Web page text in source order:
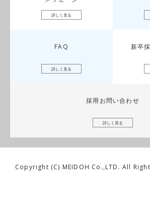
詳しく見る
FAQ
詳しく見る
新卒
採用お問い合わせ
詳しく見る
Copyright (C) MEIDOH Co.,LTD. All